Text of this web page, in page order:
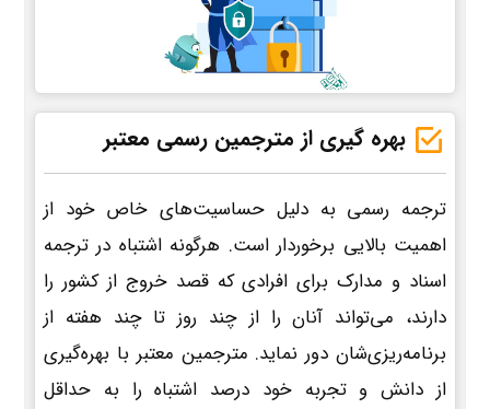
بهره گیری از مترجمین رسمی معتبر
ترجمه رسمی به دلیل حساسیت‌های خاص خود از
اهمیت بالایی برخوردار است. هرگونه اشتباه در ترجمه
اسناد و مدارک برای افرادی که قصد خروج از کشور را
دارند، می‌تواند آنان را از چند روز تا چند هفته از
برنامه‌ریزی‌شان دور نماید. مترجمین معتبر با بهره‌گیری
از دانش و تجربه خود درصد اشتباه را به حداقل